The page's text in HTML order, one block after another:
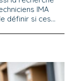
IMA
définir si ces...